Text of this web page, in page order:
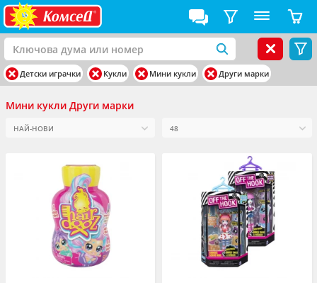
Детски играчки Кукли Мини кукли Други марки
Мини кукли Други марки